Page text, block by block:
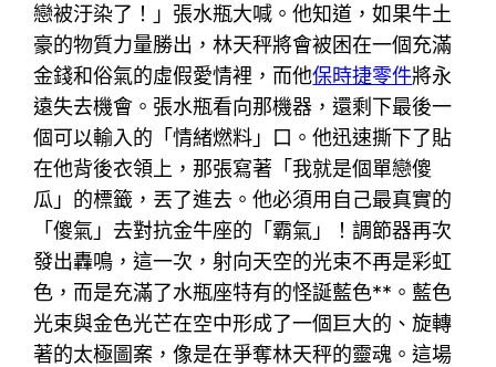
戀被汙染了！」張水瓶大喊。他知道，如果牛土
豪的物質力量勝出，林天秤將會被困在一個充滿
金錢和俗氣的虛假愛情裡，而他保時捷零件將永
遠失去機會。張水瓶看向那機器，還剩下最後一
個可以輸入的「情緒燃料」口。他迅速撕下了貼
在他背後衣領上，那張寫著「我就是個單戀傻
瓜」的標籤，丟了進去。他必須用自己最真實的
「傻氣」去對抗金牛座的「霸氣」！調節器再次
發出轟鳴，這一次，射向天空的光束不再是彩虹
色，而是充滿了水瓶座特有的怪誕藍色**。藍色
光束與金色光芒在空中形成了一個巨大的、旋轉
著的太極圖案，像是在爭奪林天秤的靈魂。這場